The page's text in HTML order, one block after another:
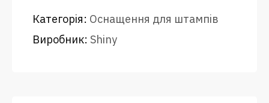
Категорія: Оснащення для штампів
Виробник: Shiny